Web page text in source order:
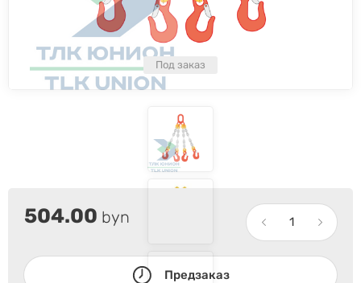
Под заказ
504.00 byn
Предзаказ